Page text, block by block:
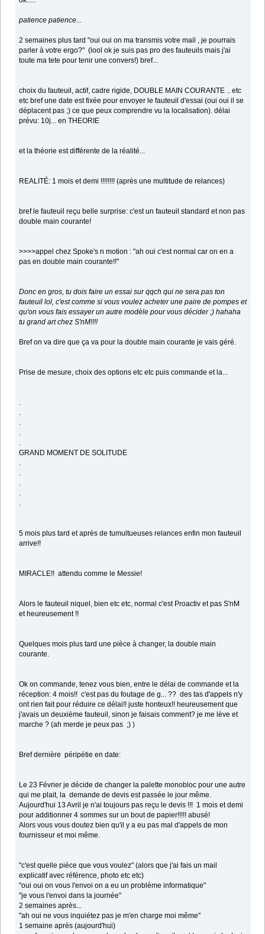
patience patience...
2 semaines plus tard "oui oui on ma transmis votre mail , je pourrais
parler à votre ergo?" (lool ok je suis pas pro des fauteuils mais j'ai
toute ma tete pour tenir une convers!) bref...
choix du fauteuil, actif, cadre rigide, DOUBLE MAIN COURANTE .. etc
etc bref une date est fixée pour envoyer le fauteuil d'essai (oui oui il se
déplacent pas ;) ce que peux comprendre vu la localisation). délai
prévu: 10j... en THEORIE
et la théorie est différente de la réalité...
REALITÉ: 1 mois et demi !!!!!!!! (après une multitude de relances)
bref le fauteuil reçu belle surprise: c'est un fauteuil standard et non pas
double main courante!
>>>>appel chez Spoke's n motion : "ah oui c'est normal car on en a
pas en double main courante!!"
Donc en gros, tu dois faire un essai sur qqch qui ne sera pas ton
fauteuil lol, c'est comme si vous voulez acheter une paire de pompes et
qu'on vous fais essayer un autre modèle pour vous décider ;) hahaha
tu grand art chez S'nM!!!!
Bref on va dire que ça va pour la double main courante je vais géré.
Prise de mesure, choix des options etc etc puis commande et la...
GRAND MOMENT DE SOLITUDE
5 mois plus tard et après de tumultueuses relances enfin mon fauteuil
arrive!!
MIRACLE!! attendu comme le Messie!
Alors le fauteuil niquel, bien etc etc, normal c'est Proactiv et pas S'nM
et heureusement !!
Quelques mois plus tard une pièce à changer, la double main
courante.
Ok on commande, tenez vous bien, entre le délai de commande et la
réception: 4 mois!! c'est pas du foutage de g... ?? des tas d'appels n'y
ont rien fait pour réduire ce délai!! juste honteux!! heureusement que
j'avais un deuxième fauteuil, sinon je faisais comment? je me lève et
marche ? (ah merde je peux pas ;) )
Bref dernière péripétie en date:
Le 23 Février je décide de changer la palette monobloc pour une autre
qui me plait, la demande de devis est passée le jour même.
Aujourd'hui 13 Avril je n'ai toujours pas reçu le devis !!! 1 mois et demi
pour additionner 4 sommes sur un bout de papier!!!!! abusé!
Alors vous vous doutez bien qu'il y a eu pas mal d'appels de mon
fournisseur et moi même.
"c'est quelle pièce que vous voulez" (alors que j'ai fais un mail
explicatif avec référence, photo etc etc)
"oui oui on vous l'envoi on a eu un problème informatique"
"je vous l'envoi dans la journée"
2 semaines après...
"ah oui ne vous inquiétez pas je m'en charge moi même"
1 semaine après (aujourd'hui)